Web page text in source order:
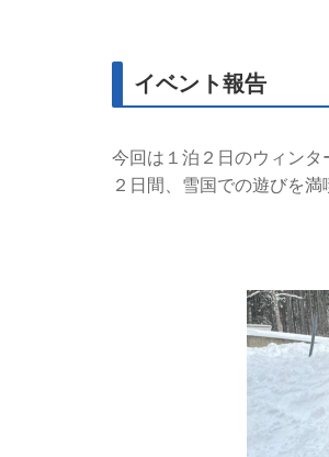
イベント報告
今回は１泊２日のウィンタ
２日間、雪国での遊びを満